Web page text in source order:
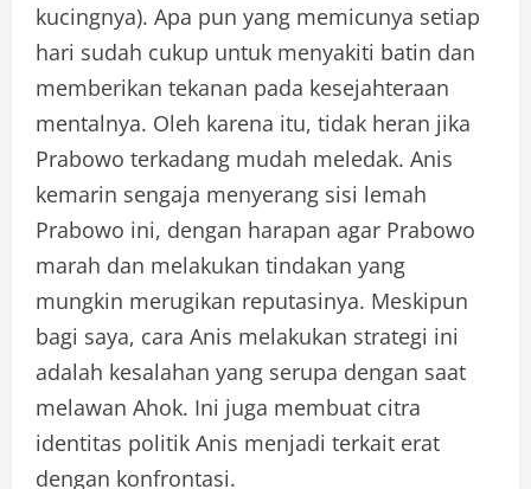
kucingnya). Apa pun yang memicunya setiap
hari sudah cukup untuk menyakiti batin dan
memberikan tekanan pada kesejahteraan
mentalnya. Oleh karena itu, tidak heran jika
Prabowo terkadang mudah meledak. Anis
kemarin sengaja menyerang sisi lemah
Prabowo ini, dengan harapan agar Prabowo
marah dan melakukan tindakan yang
mungkin merugikan reputasinya. Meskipun
bagi saya, cara Anis melakukan strategi ini
adalah kesalahan yang serupa dengan saat
melawan Ahok. Ini juga membuat citra
identitas politik Anis menjadi terkait erat
dengan konfrontasi.